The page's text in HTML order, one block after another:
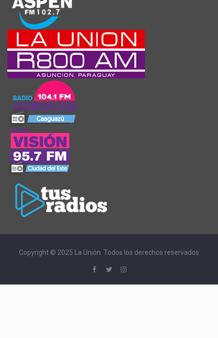
Copyright © 2025 La Unión. Todos los derechos reservados